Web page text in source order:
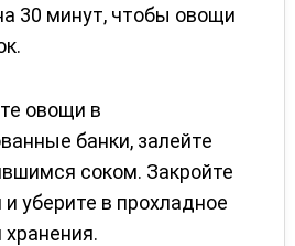
30 минут, чтобы овощи
овощи в
банки, залейте
соком. Закройте
уберите в прохладное